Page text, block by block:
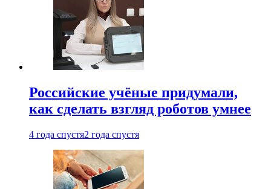
Российские учёные придумали,
как сделать взгляд роботов умнее
4 года спустя2 года спустя